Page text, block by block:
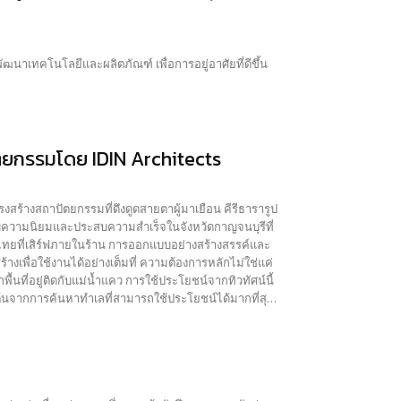
กรรมโดย IDIN Architects
ร้างสถาปัตยกรรมที่ดึงดูดสายตาผู้มาเยือน คีรีธารารูป
วามนิยมและประสบความสำเร็จในจังหวัดกาญจนบุรีที่
ที่เสิร์ฟภายในร้าน การออกแบบอย่างสร้างสรรค์และ
พื้นที่อยู่ติดกับแม่น้ำแคว การใช้ประโยชน์จากทิวทัศน์นี้